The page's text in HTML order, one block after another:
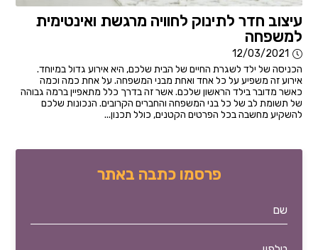
עיצוב חדר לתינוק לחוויה מרגשת ואינטימית
למשפחה
12/03/2021
הכניסה של ילד לשגרת החיים של הבית שלכם, היא אירוע גדול במיוחד.
אירוע זה משפיע על כל אחד ואחת מבני המשפחה. על אחת כמה וכמה
כאשר מדובר בילד הראשון שלכם. אשר זה בדרך כלל מתאפיין ברמה גבוהה
של תשומת לב של כל בני המשפחה והחברים הקרובים. הנכונות שלכם
להשקיע מחשבה בכל הפרטים הקטנים, כולל תכנון...
פרסמו כתבה באתר